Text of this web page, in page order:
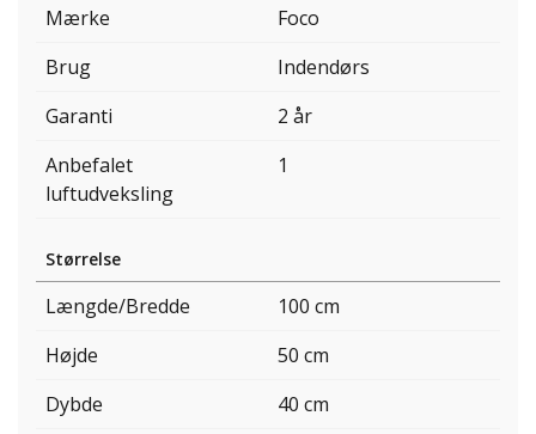
Mærke
Foco
Brug
Indendørs
Garanti
2 år
Anbefalet
luftudveksling
1
Størrelse
Længde/Bredde
100 cm
Højde
50 cm
Dybde
40 cm